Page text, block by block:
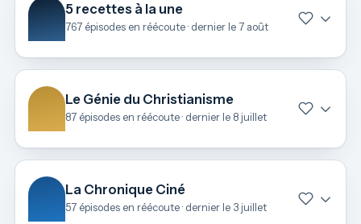
5 recettes à la une
767 épisodes en réécoute · dernier le 7 août
Le Génie du Christianisme
87 épisodes en réécoute · dernier le 8 juillet
La Chronique Ciné
57 épisodes en réécoute · dernier le 3 juillet